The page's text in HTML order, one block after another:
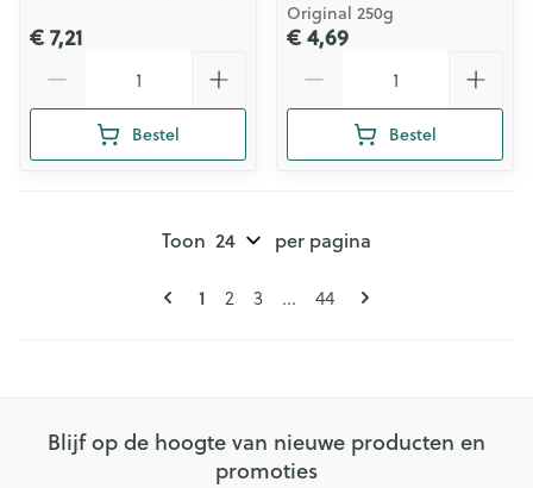
€ 7,21
Bestel
Original 250g
€ 4,69
Bestel
Pagina's
U lees momenteel pagina
1 Pagina
2 Pagina
3 ... Pagina
44
Toon per pagina
Blijf op de hoogte van nieuwe producten en
promoties